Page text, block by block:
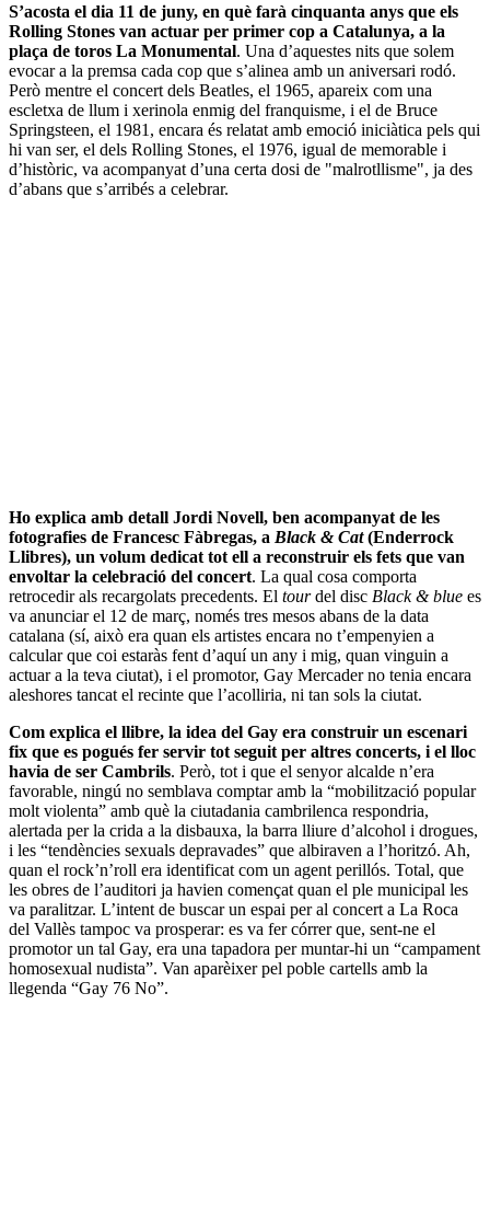
S’acosta el dia 11 de juny, en què farà cinquanta anys que els
Rolling Stones van actuar per primer cop a Catalunya, a la
plaça de toros La Monumental. Una d’aquestes nits que solem
evocar a la premsa cada cop que s’alinea amb un aniversari rodó.
Però mentre el concert dels Beatles, el 1965, apareix com una
escletxa de llum i xerinola enmig del franquisme, i el de Bruce
Springsteen, el 1981, encara és relatat amb emoció iniciàtica pels qui
hi van ser, el dels Rolling Stones, el 1976, igual de memorable i
d’històric, va acompanyat d’una certa dosi de "malrotllisme", ja des
d’abans que s’arribés a celebrar.
Ho explica amb detall Jordi Novell, ben acompanyat de les
fotografies de Francesc Fàbregas, a Black & Cat(Enderrock
Llibres), un volum dedicat tot ell a reconstruir els fets que van
envoltar la celebració del concert. La qual cosa comporta
retrocedir als recargolats precedents. El tourdel disc Black & blue es
va anunciar el 12 de març, només tres mesos abans de la data
catalana (sí, això era quan els artistes encara no t’empenyien a
calcular que coi estaràs fent d’aquí un any i mig, quan vinguin a
actuar a la teva ciutat), i el promotor, Gay Mercader no tenia encara
aleshores tancat el recinte que l’acolliria, ni tan sols la ciutat.
Com explica el llibre, la idea del Gay era construir un escenari
fix que es pogués fer servir tot seguit per altres concerts, i el lloc
havia de ser Cambrils. Però, tot i que el senyor alcalde n’era
favorable, ningú no semblava comptar amb la “mobilització popular
molt violenta” amb què la ciutadania cambrilenca respondria,
alertada per la crida a la disbauxa, la barra lliure d’alcohol i drogues,
i les “tendències sexuals depravades” que albiraven a l’horitzó. Ah,
quan el rock’n’roll era identificat com un agent perillós. Total, que
les obres de l’auditori ja havien començat quan el ple municipal les
va paralitzar. L’intent de buscar un espai per al concert a La Roca
del Vallès tampoc va prosperar: es va fer córrer que, sent-ne el
promotor un tal Gay, era una tapadora per muntar-hi un “campament
homosexual nudista”. Van aparèixer pel poble cartells amb la
llegenda “Gay 76 No”.